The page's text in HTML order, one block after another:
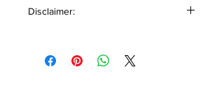
Pirâmide Olfativa
com nuances frutadas de melancia.
Disclaimer:
outros produtos ou marcas têm como
único objetivo auxiliar na descrição